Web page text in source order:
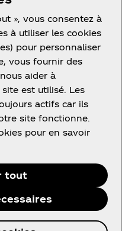
consommateurs
Tous droits
», vous consentez à
à utiliser les cookies
pour personnaliser
vous fournir des
aider à
est utilisé. Les
actifs car ils
site fonctionne.
pour en savoir
tout